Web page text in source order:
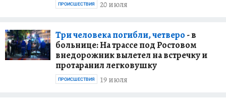
20 июля
ПРОИСШЕСТВИЯ
Три человека погибли, четверо - в
больнице: На трассе под Ростовом
внедорожник вылетел на встречку и
протаранил легковушку
19 июля
ПРОИСШЕСТВИЯ